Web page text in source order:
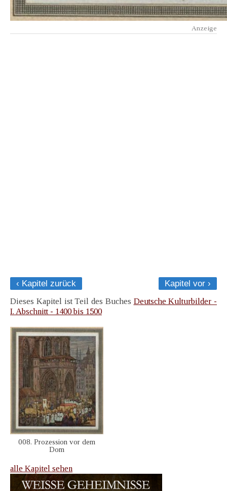
‹ Kapitel zurück
Kapitel vor ›
Dieses Kapitel ist Teil des Buches Deutsche Kulturbilder -
I. Abschnitt - 1400 bis 1500
008. Prozession vor dem
Dom
alle Kapitel sehen